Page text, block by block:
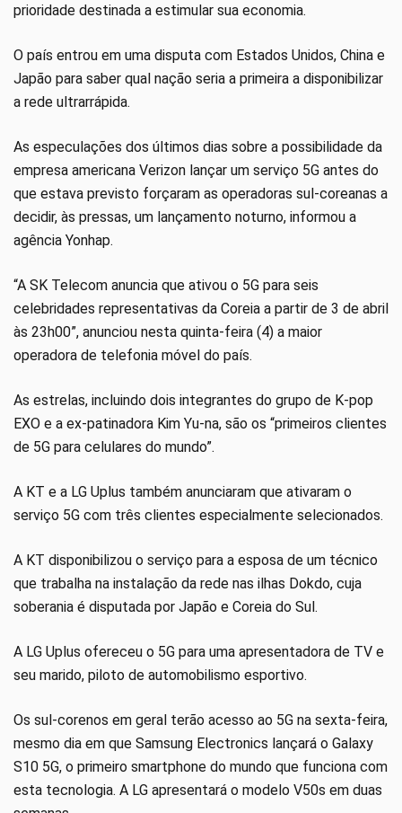
prioridade destinada a estimular sua economia.
O país entrou em uma disputa com Estados Unidos, China e
Japão para saber qual nação seria a primeira a disponibilizar
a rede ultrarrápida.
As especulações dos últimos dias sobre a possibilidade da
empresa americana Verizon lançar um serviço 5G antes do
que estava previsto forçaram as operadoras sul-coreanas a
decidir, às pressas, um lançamento noturno, informou a
agência Yonhap.
“A SK Telecom anuncia que ativou o 5G para seis
celebridades representativas da Coreia a partir de 3 de abril
às 23h00”, anunciou nesta quinta-feira (4) a maior
operadora de telefonia móvel do país.
As estrelas, incluindo dois integrantes do grupo de K-pop
EXO e a ex-patinadora Kim Yu-na, são os “primeiros clientes
de 5G para celulares do mundo”.
A KT e a LG Uplus também anunciaram que ativaram o
serviço 5G com três clientes especialmente selecionados.
A KT disponibilizou o serviço para a esposa de um técnico
que trabalha na instalação da rede nas ilhas Dokdo, cuja
soberania é disputada por Japão e Coreia do Sul.
A LG Uplus ofereceu o 5G para uma apresentadora de TV e
seu marido, piloto de automobilismo esportivo.
Os sul-corenos em geral terão acesso ao 5G na sexta-feira,
mesmo dia em que Samsung Electronics lançará o Galaxy
S10 5G, o primeiro smartphone do mundo que funciona com
esta tecnologia. A LG apresentará o modelo V50s em duas